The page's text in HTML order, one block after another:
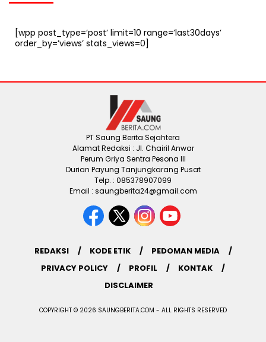
[wpp post_type=’post’ limit=10 range=’last30days’
order_by=’views’ stats_views=0]
PT Saung Berita Sejahtera
Alamat Redaksi : Jl. Chairil Anwar
Perum Griya Sentra Pesona III
Durian Payung Tanjungkarang Pusat
Telp. : 085378907099
Email : saungberita24@gmail.com
REDAKSI KODE ETIK
PEDOMAN MEDIA
PRIVACY POLICY
PROFIL
KONTAK
DISCLAIMER
COPYRIGHT © 2026 SAUNGBERITA.COM - ALL RIGHTS RESERVED